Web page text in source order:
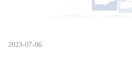
2023-07-06